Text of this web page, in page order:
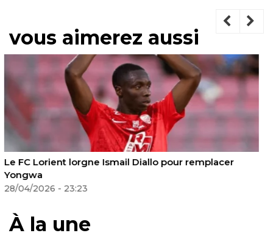
vous aimerez aussi
Crystal Palace accélère pour Lassine Sinayoko :
l’international malien d’Auxerre ciblé pour renforcer
l’attaque
À la une